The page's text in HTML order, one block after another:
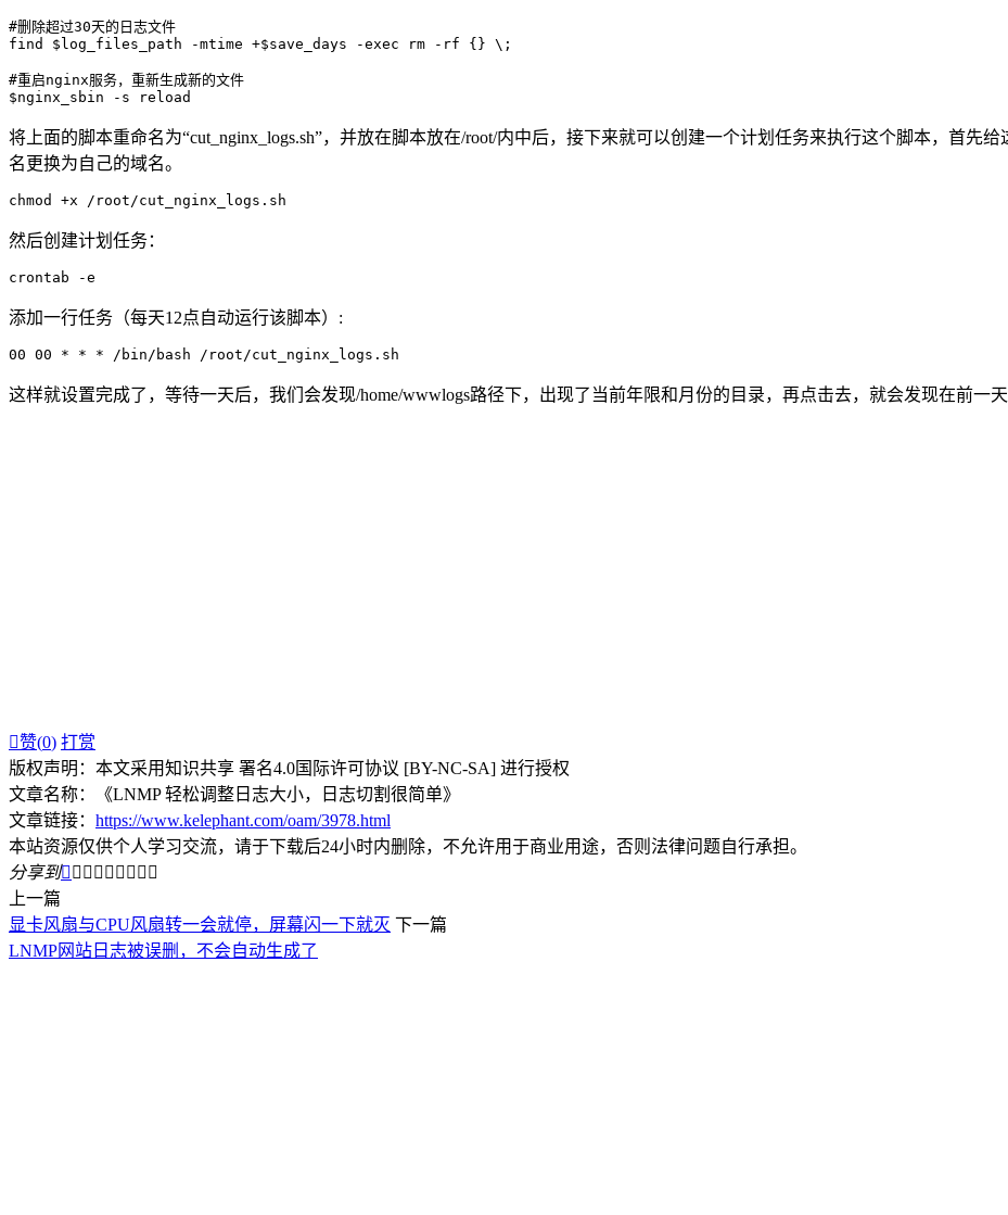
#删除超过30天的日志文件
find $log_files_path -mtime +$save_days -exec rm -rf {} \;
#重启nginx服务，重新生成新的文件
$nginx_sbin -s reload
将上面的脚本重命名为“cut_nginx_logs.sh”，并放在脚本放在/root/内中后，接下来就可以创建一个计划任务来执行这个脚本，首先
名更换为自己的域名。
chmod +x /root/cut_nginx_logs.sh
然后创建计划任务：
crontab -e
添加一行任务（每天12点自动运行该脚本）:
00 00 * * * /bin/bash /root/cut_nginx_logs.sh
这样就设置完成了，等待一天后，我们会发现/home/wwwlogs路径下，出现了当前年限和月份的目录，再点击去，就会发现在前一
赞(0) 打赏
版权声明：本文采用知识共享 署名4.0国际许可协议 [BY-NC-SA] 进行授权
文章名称：《LNMP 轻松调整日志大小，日志切割很简单》
文章链接： https://www.kelephant.com/oam/3978.html
本站资源仅供个人学习交流，请于下载后24小时内删除，不允许用于商业用途，否则法律问题自行承担。
分享到        
上一篇
显卡风扇与CPU风扇转一会就停，屏幕闪一下就灭 下一篇
LNMP网站日志被误删，不会自动生成了